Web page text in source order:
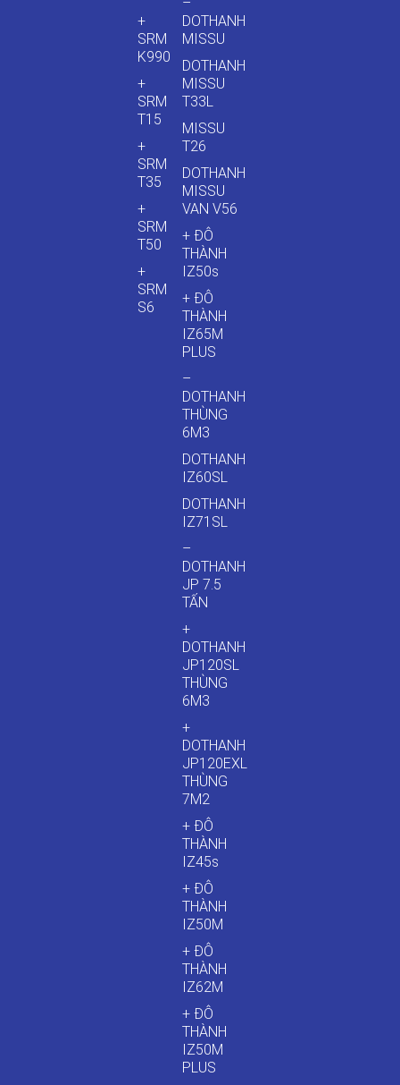
+
SRM
K990
+
SRM
T15
+
SRM
T35
+
SRM
T50
+
SRM
S6
DOTHANH
MISSU
DOTHANH
MISSU
T33L
MISSU
T26
DOTHANH
MISSU
VAN V56
+ ĐÔ
THÀNH
IZ50s
+ ĐÔ
THÀNH
IZ65M
PLUS
–
DOTHANH
THÙNG
6M3
DOTHANH
IZ60SL
DOTHANH
IZ71SL
–
DOTHANH
JP 7.5
TẤN
+
DOTHANH
JP120SL
THÙNG
6M3
+
DOTHANH
JP120EXL
THÙNG
7M2
+ ĐÔ
THÀNH
IZ45s
+ ĐÔ
THÀNH
IZ50M
+ ĐÔ
THÀNH
IZ62M
+ ĐÔ
THÀNH
IZ50M
PLUS